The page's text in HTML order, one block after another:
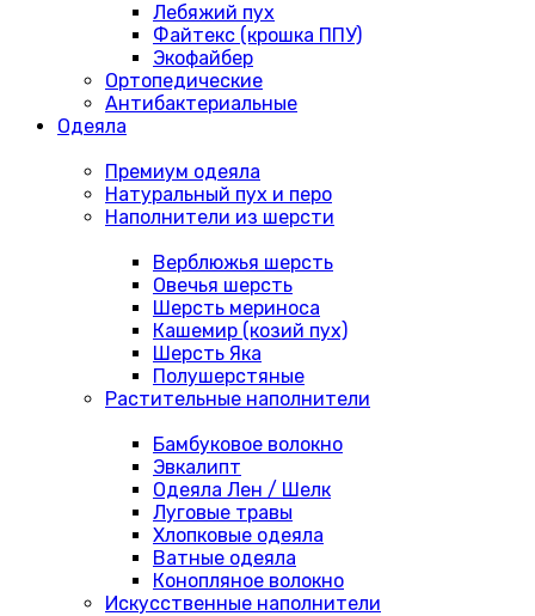
Лебяжий пух
Файтекс (крошка ППУ)
Экофайбер
Ортопедические
Антибактериальные
Одеяла
Премиум одеяла
Натуральный пух и перо
Наполнители из шерсти
Верблюжья шерсть
Овечья шерсть
Шерсть мериноса
Кашемир (козий пух)
Шерсть Яка
Полушерстяные
Растительные наполнители
Бамбуковое волокно
Эвкалипт
Одеяла Лен / Шелк
Луговые травы
Хлопковые одеяла
Ватные одеяла
Конопляное волокно
Искусственные наполнители